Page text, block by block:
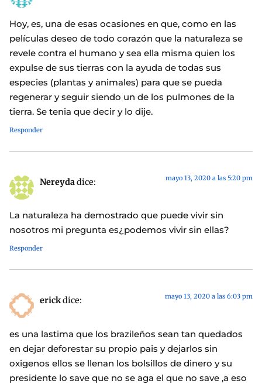
Hoy, es, una de esas ocasiones en que, como en las
películas deseo de todo corazón que la naturaleza se
revele contra el humano y sea ella misma quien los
expulse de sus tierras con la ayuda de todas sus
especies (plantas y animales) para que se pueda
regenerar y seguir siendo un de los pulmones de la
tierra. Se tenia que decir y lo dije.
Responder
Nereydadice: mayo 13, 2020 a las 5:20 pm
La naturaleza ha demostrado que puede vivir sin
nosotros mi pregunta es¿podemos vivir sin ellas?
Responder
erickdice: mayo 13, 2020 a las 6:03 pm
es una lastima que los brazileños sean tan quedados
en dejar deforestar su propio pais y dejarlos sin
oxigenos ellos se llenan los bolsillos de dinero y su
presidente lo save que no se aga el que no save ,a eso